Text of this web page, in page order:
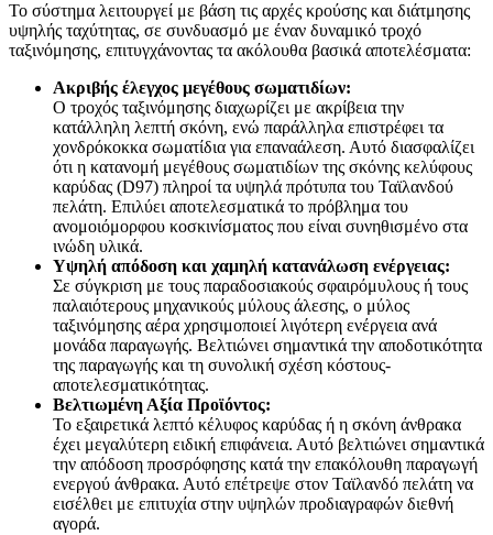
Το σύστημα λειτουργεί με βάση τις αρχές κρούσης και διάτμησης
υψηλής ταχύτητας, σε συνδυασμό με έναν δυναμικό τροχό
ταξινόμησης, επιτυγχάνοντας τα ακόλουθα βασικά αποτελέσματα:
Ακριβής έλεγχος μεγέθους σωματιδίων:
Ο τροχός ταξινόμησης διαχωρίζει με ακρίβεια την
κατάλληλη λεπτή σκόνη, ενώ παράλληλα επιστρέφει τα
χονδρόκοκκα σωματίδια για επαναάλεση. Αυτό διασφαλίζει
ότι η κατανομή μεγέθους σωματιδίων της σκόνης κελύφους
καρύδας (D97) πληροί τα υψηλά πρότυπα του Ταϊλανδού
πελάτη. Επιλύει αποτελεσματικά το πρόβλημα του
ανομοιόμορφου κοσκινίσματος που είναι συνηθισμένο στα
ινώδη υλικά.
Υψηλή απόδοση και χαμηλή κατανάλωση ενέργειας:
Σε σύγκριση με τους παραδοσιακούς σφαιρόμυλους ή τους
παλαιότερους μηχανικούς μύλους άλεσης, ο μύλος
ταξινόμησης αέρα χρησιμοποιεί λιγότερη ενέργεια ανά
μονάδα παραγωγής. Βελτιώνει σημαντικά την αποδοτικότητα
της παραγωγής και τη συνολική σχέση κόστους-
αποτελεσματικότητας.
Βελτιωμένη Αξία Προϊόντος:
Το εξαιρετικά λεπτό κέλυφος καρύδας ή η σκόνη άνθρακα
έχει μεγαλύτερη ειδική επιφάνεια. Αυτό βελτιώνει σημαντικά
την απόδοση προσρόφησης κατά την επακόλουθη παραγωγή
ενεργού άνθρακα. Αυτό επέτρεψε στον Ταϊλανδό πελάτη να
εισέλθει με επιτυχία στην υψηλών προδιαγραφών διεθνή
αγορά.